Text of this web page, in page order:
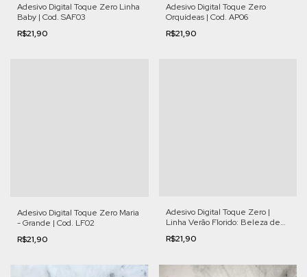
Adesivo Digital Toque Zero Linha
Baby | Cod. SAF03
R$21,90
Adesivo Digital Toque Zero
Orquídeas | Cod. AP06
R$21,90
Adesivo Digital Toque Zero Maria
- Grande | Cod. LF02
R$21,90
Adesivo Digital Toque Zero |
Linha Verão Florido: Beleza de
Verão | Cod. VFL011
R$21,90